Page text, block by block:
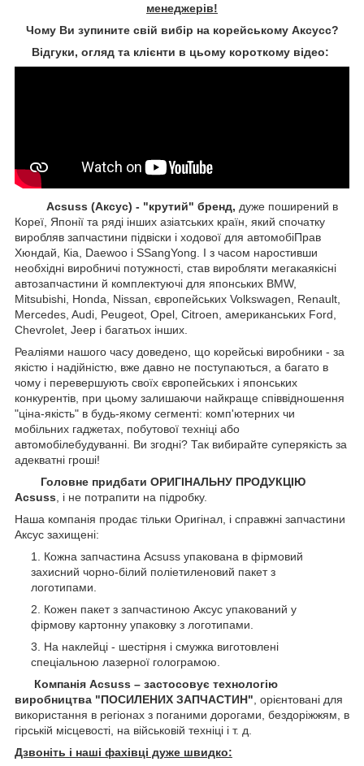
менеджерів!
Чому Ви зупините свій вибір на корейському Аксусс?
Відгуки, огляд та клієнти в цьому короткому відео:
Acsuss (Аксус) - "крутий" бренд, дуже поширений в
Кореї, Японії та ряді інших азіатських країн, який спочатку
виробляв запчастини підвіски і ходової для автомобіПрав
Хюндай, Кіа, Daewoo і SSangYong. І з часом наростивши
необхідні виробничі потужності, став виробляти мегакаякісні
автозапчастини й комплектуючі для японських BMW,
Mitsubishi, Honda, Nissan, європейських Volkswagen, Renault,
Mercedes, Audi, Peugeot, Opel, Citroen, американських Ford,
Chevrolet, Jeep і багатьох інших.
Реаліями нашого часу доведено, що корейські виробники - за
якістю і надійністю, вже давно не поступаються, а багато в
чому і перевершують своїх європейських і японських
конкурентів, при цьому залишаючи найкраще співвідношення
"ціна-якість" в будь-якому сегменті: комп'ютерних чи
мобільних гаджетах, побутової техніці або
автомобілебудуванні. Ви згодні? Так вибирайте суперякість за
адекватні гроші!
Головне придбати ОРИГІНАЛЬНУ ПРОДУКЦІЮ
Acsuss , і не потрапити на підробку.
Наша компанія продає тільки Оригінал, і справжні запчастини
Аксус захищені:
Кожна запчастина Acsuss упакована в фірмовий
захисний чорно-білий поліетиленовий пакет з
логотипами.
Кожен пакет з запчастиною Аксус упакований у
фірмову картонну упаковку з логотипами.
На наклейці - шестірня і смужка виготовлені
спеціальною лазерної голограмою.
Компанія Acsuss – застосовує технологію
виробництва "ПОСИЛЕНИХ ЗАПЧАСТИН" , орієнтовані для
використання в регіонах з поганими дорогами, бездоріжжям, в
гірській місцевості, на військовій техніці і т. д.
Дзвоніть і наші фахівці дуже швидко: